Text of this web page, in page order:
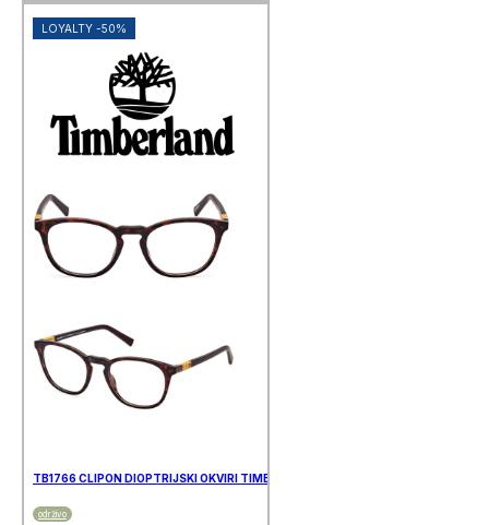
LOYALTY -50%
TB1766 CLIPON DIOPTRIJSKI OKVIRI TIMBERLAND
održivo